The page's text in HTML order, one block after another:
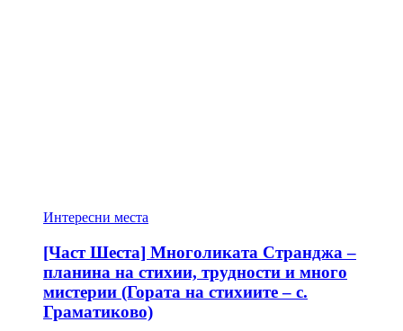
Интересни места
[Част Шеста] Многоликата Странджа –
планина на стихии, трудности и много
мистерии (Гората на стихиите – с.
Граматиково)